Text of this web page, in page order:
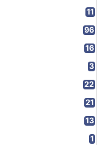
11
96
16
3
22
21
13
1